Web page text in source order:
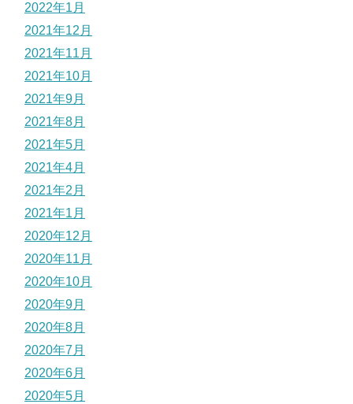
2022年1月
2021年12月
2021年11月
2021年10月
2021年9月
2021年8月
2021年5月
2021年4月
2021年2月
2021年1月
2020年12月
2020年11月
2020年10月
2020年9月
2020年8月
2020年7月
2020年6月
2020年5月